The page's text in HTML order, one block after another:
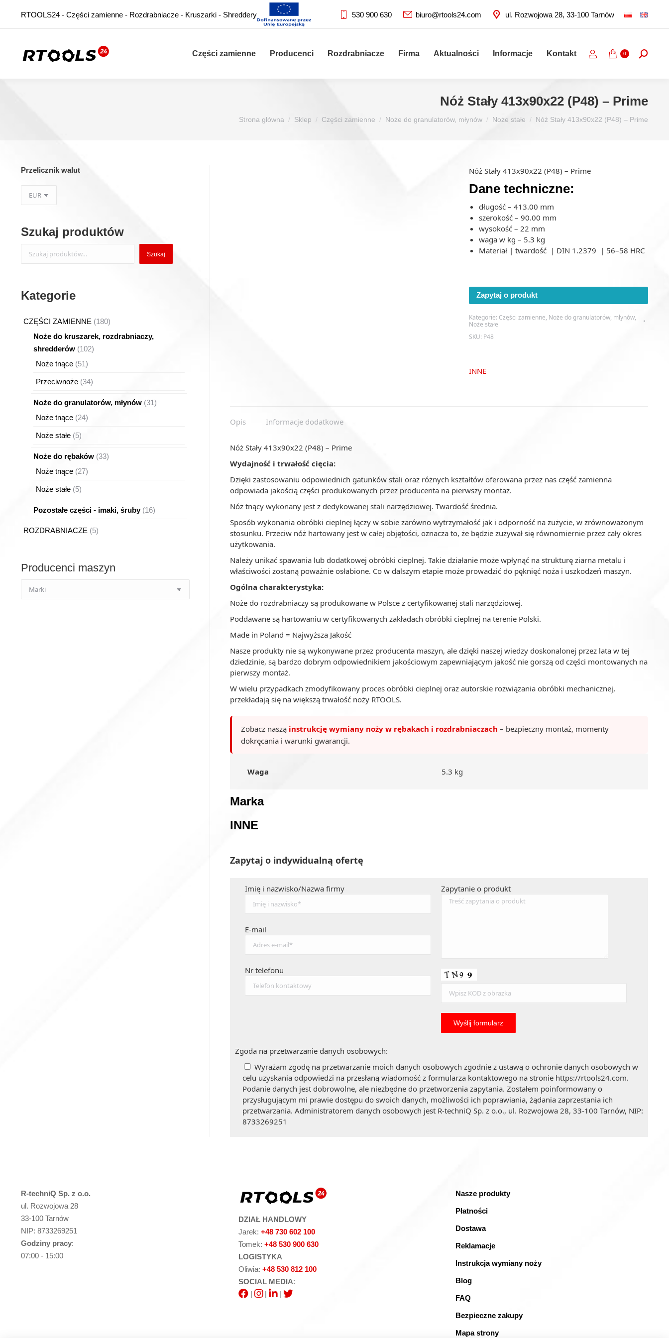
RTOOLS24 - Części zamienne - Rozdrabniacze - Kruszarki - Shreddery 530 900 630 biuro@rtools24.com ul. Rozwojowa 28, 33-100 Tarnów
Części zamienne Producenci Rozdrabniacze Firma Aktualności Informacje Kontakt 0 Szukaj:
Nóż Stały 413x90x22 (P48) – Prime
Strona główna Sklep Części zamienne Noże do granulatorów, młynów Noże stałe Nóż Stały 413x90x22 (P48) – Prime
Nóż Stały 413x90x22 (P48) – Prime
Dane techniczne:
długość – 413.00 mm
szerokość – 90.00 mm
wysokość – 22 mm
waga w kg – 5.3 kg
Materiał | twardość | DIN 1.2379 | 56–58 HRC
Zapytaj o produkt
Kategorie: Części zamienne, Noże do granulatorów, młynów,
Noże stałe
SKU: P48
INNE
Opis Informacje dodatkowe
Nóż Stały 413x90x22 (P48) – Prime
Wydajność i trwałość cięcia:
Dzięki zastosowaniu odpowiednich gatunków stali oraz różnych kształtów oferowana przez nas część zamienna
odpowiada jakością części produkowanych przez producenta na pierwszy montaż.
Nóż tnący wykonany jest z dedykowanej stali narzędziowej. Twardość średnia.
Sposób wykonania obróbki cieplnej łączy w sobie zarówno wytrzymałość jak i odporność na zużycie, w zrównoważonym
stosunku. Przeciw nóż hartowany jest w całej objętości, oznacza to, że będzie zużywał się równomiernie przez cały okres
użytkowania.
Należy unikać spawania lub dodatkowej obróbki cieplnej. Takie działanie może wpłynąć na strukturę ziarna metalu i
właściwości zostaną poważnie osłabione. Co w dalszym etapie może prowadzić do pęknięć noża i uszkodzeń maszyn.
Ogólna charakterystyka:
Noże do rozdrabniaczy są produkowane w Polsce z certyfikowanej stali narzędziowej.
Poddawane są hartowaniu w certyfikowanych zakładach obróbki cieplnej na terenie Polski.
Made in Poland = Najwyższa Jakość
Nasze produkty nie są wykonywane przez producenta maszyn, ale dzięki naszej wiedzy doskonalonej przez lata w tej
dziedzinie, są bardzo dobrym odpowiednikiem jakościowym zapewniającym jakość nie gorszą od części montowanych na
pierwszy montaż.
W wielu przypadkach zmodyfikowany proces obróbki cieplnej oraz autorskie rozwiązania obróbki mechanicznej,
przekładają się na większą trwałość noży RTOOLS.
Zobacz naszą instrukcję wymiany noży w rębakach i rozdrabniaczach – bezpieczny montaż, momenty
dokręcania i warunki gwarancji.
Waga 5.3 kg
Marka
INNE
Zapytaj o indywidualną ofertę
Imię i nazwisko/Nazwa firmy
E-mail
Nr telefonu
Zapytanie o produkt
Zgoda na przetwarzanie danych osobowych:
Wyrażam zgodę na przetwarzanie moich danych osobowych zgodnie z ustawą o ochronie danych osobowych w
celu uzyskania odpowiedzi na przesłaną wiadomość z formularza kontaktowego na stronie https://rtools24.com.
Podanie danych jest dobrowolne, ale niezbędne do przetworzenia zapytania. Zostałem poinformowany o
przysługującym mi prawie dostępu do swoich danych, możliwości ich poprawiania, żądania zaprzestania ich
przetwarzania. Administratorem danych osobowych jest R-techniQ Sp. z o.o., ul. Rozwojowa 28, 33-100 Tarnów, NIP:
8733269251
Przelicznik walut
Szukaj produktów
Szukaj
Kategorie
CZĘŚCI ZAMIENNE 180180
produktów
Noże do kruszarek, rozdrabniaczy,
shredderów 102102
Noże tnące 5151
Przeciwnoże 3434
Noże do granulatorów, młynów 3131
Noże tnące 2424
Noże stałe 55
Noże do rębaków 3333
Noże tnące 2727
Noże stałe 55
Pozostałe części - imaki, śruby 1616
ROZDRABNIACZE
55
Producenci maszyn
R-techniQ Sp. z o.o.
ul. Rozwojowa 28
33-100 Tarnów
NIP: 8733269251
Godziny pracy:
07:00 - 15:00
DZIAŁ HANDLOWY
Jarek: +48 730 602 100
Tomek: +48 530 900 630
LOGISTYKA
Oliwia: +48 530 812 100
SOCIAL MEDIA:
|
| |
Nasze produkty
Płatności
Dostawa
Reklamacje
Instrukcja wymiany noży
Blog
FAQ
Bezpieczne zakupy
Mapa strony